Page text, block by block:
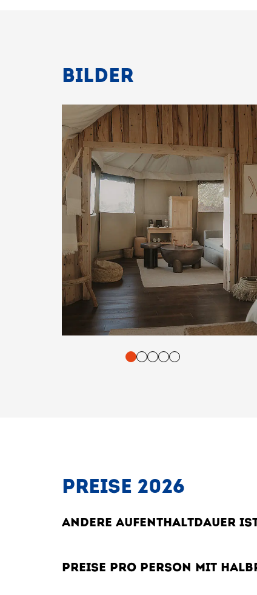
BILDER
Bestätigung und Vorlesen der Inhalte mit Leertaste
PREISE 2026
ANDERE AUFENTHALTDAUER
PREISE PRO PERSON MIT